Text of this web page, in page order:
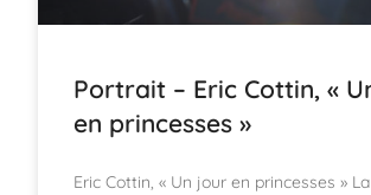
Portrait – Eric Cottin, «
en princesses »
Eric Cottin, « Un jour en princesses »